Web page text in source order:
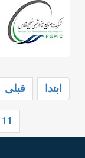
ابتدا قبلی
11